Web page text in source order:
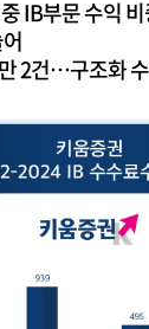
IB부문 수익
2건…구조화